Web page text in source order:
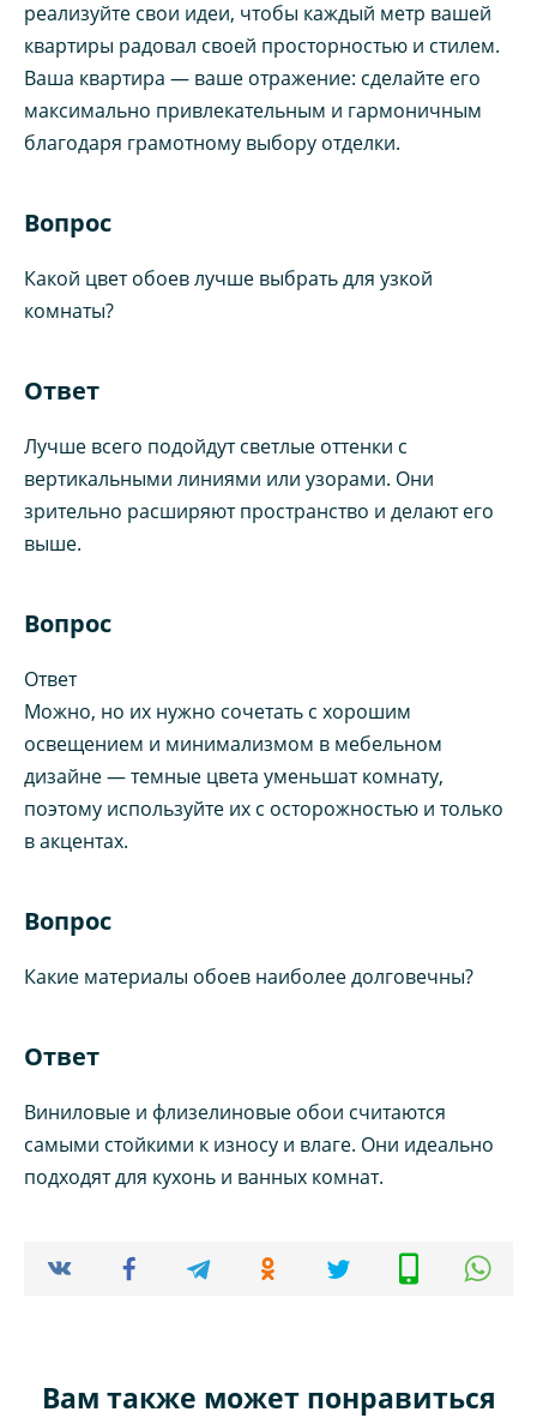
реализуйте свои идеи, чтобы каждый метр вашей
квартиры радовал своей просторностью и стилем.
Ваша квартира — ваше отражение: сделайте его
максимально привлекательным и гармоничным
благодаря грамотному выбору отделки.
Вопрос
Какой цвет обоев лучше выбрать для узкой
комнаты?
Ответ
Лучше всего подойдут светлые оттенки с
вертикальными линиями или узорами. Они
зрительно расширяют пространство и делают его
выше.
Вопрос
Ответ
Можно, но их нужно сочетать с хорошим
освещением и минимализмом в мебельном
дизайне — темные цвета уменьшат комнату,
поэтому используйте их с осторожностью и только
в акцентах.
Вопрос
Какие материалы обоев наиболее долговечны?
Ответ
Виниловые и флизелиновые обои считаются
самыми стойкими к износу и влаге. Они идеально
подходят для кухонь и ванных комнат.
Вам также может понравиться